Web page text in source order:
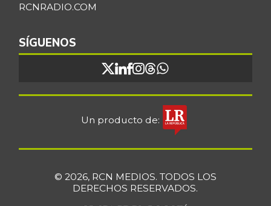
RCNRADIO.COM
SÍGUENOS
Un producto de:
© 2026, RCN MEDIOS. TODOS LOS
DERECHOS RESERVADOS.